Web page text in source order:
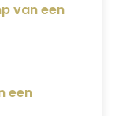
van een
een